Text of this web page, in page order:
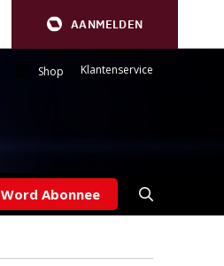
AANMELDEN
Shop Klantenservice
Word Abonnee